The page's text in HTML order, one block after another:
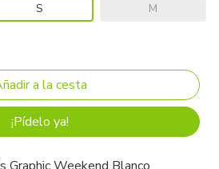
S M
¡Pídelo ya!